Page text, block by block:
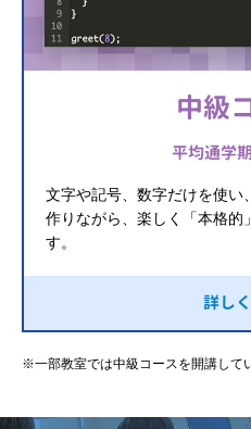
中級
平均通学
文字や記号、数字だけを使い
作りながら、楽しく「本格的
す。
詳し
※一部教室では中級コースを開講して